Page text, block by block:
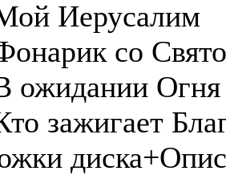
Иерусалим
со
ожидании Огня
зажигает